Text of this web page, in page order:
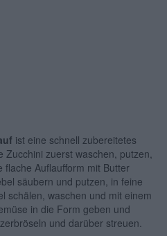
ist eine schnell zubereitetes
Zucchini zuerst waschen, putzen,
flache Auflaufform mit Butter
säubern und putzen, in feine
schälen, waschen und mit einem
in die Form geben und
und darüber streuen.